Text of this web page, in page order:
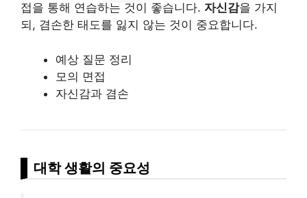
접을 통해 연습하는 것이 좋습니다. 자신감을 가지
되, 겸손한 태도를 잃지 않는 것이 중요합니다.
예상 질문 정리
모의 면접
자신감과 겸손
대학 생활의 중요성